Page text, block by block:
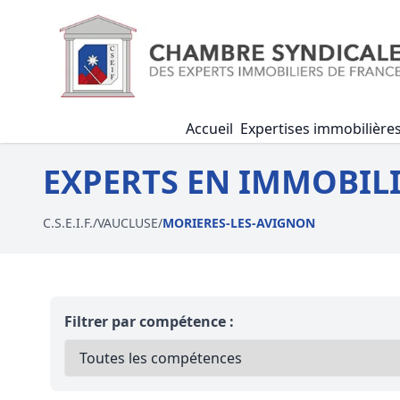
Accueil Expertises immobilières
EXPERTS EN
C.S.E.I.F./VAUCLUSE/MORIERES-LES-AVIGNON
Filtrer par compétence :